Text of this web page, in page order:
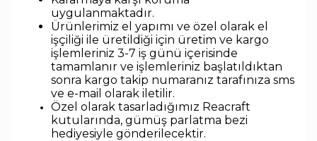
uygulanmaktadır.
Ürünlerimiz el yapımı ve özel olarak el
işçiliği ile üretildiği için üretim ve kargo
işlemleriniz 3-7 iş günü içerisinde
tamamlanır ve işlemleriniz başlatıldıktan
sonra kargo takip numaranız tarafınıza sms
ve e-mail olarak iletilir.
Özel olarak tasarladığımız Reacraft
kutularında, gümüş parlatma bezi
hediyesiyle gönderilecektir.